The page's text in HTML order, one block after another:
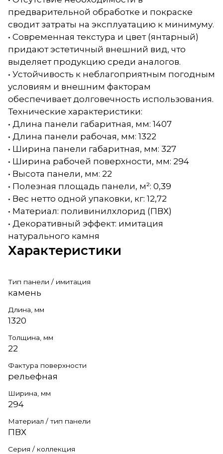
предварительной обработке и покраске
сводит затраты на эксплуатацию к минимуму.
• Современная текстура и цвет (янтарный)
придают эстетичный внешний вид, что
выделяет продукцию среди аналогов.
• Устойчивость к неблагоприятным погодным
условиям и внешним факторам
обеспечивает долговечность использования.
Технические характеристики:
• Длина панели габаритная, мм: 1407
• Длина панели рабочая, мм: 1322
• Ширина панели габаритная, мм: 327
• Ширина рабочей поверхности, мм: 294
• Высота панели, мм: 22
• Полезная площадь панели, м²: 0,39
• Вес нетто одной упаковки, кг: 12,72
• Материал: поливинилхлорид (ПВХ)
• Декоративный эффект: имитация
натурального камня
Характеристики
Тип панели / имитация
камень
Длина, мм
1320
Толщина, мм
22
Фактура поверхности
рельефная
Ширина, мм
294
Материал / тип панели
ПВХ
Серия / коллекция